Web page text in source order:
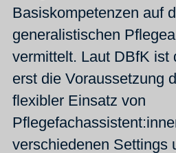
Basiskompetenzen auf
generalistischen
vermittelt. Laut DBfK ist
erst die Voraussetzung
flexibler Einsatz von
verschiedenen Settings